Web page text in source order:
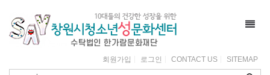
회원가입 로그인 CONTACT US SITEMAP